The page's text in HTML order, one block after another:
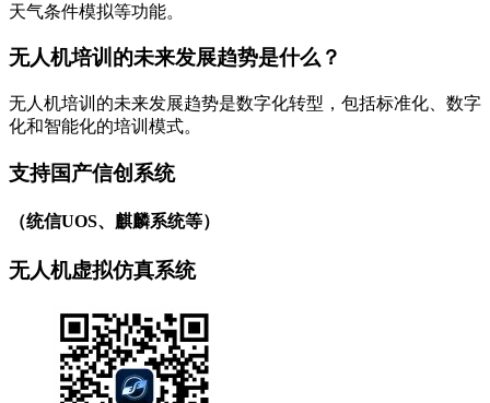
天气条件模拟等功能。
无人机培训的未来发展趋势是什么？
无人机培训的未来发展趋势是数字化转型，包括标准化、数字
化和智能化的培训模式。
支持国产信创系统
（统信UOS、麒麟系统等）
无人机虚拟仿真系统